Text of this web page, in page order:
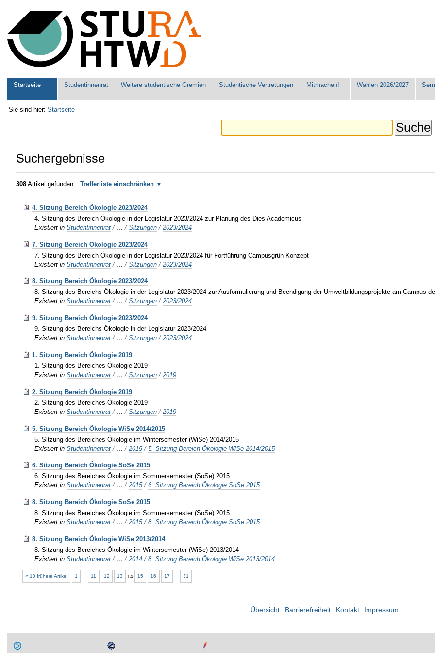
Werkzeuge
Sektionen
Startseite Studentinnenrat Weitere studentische Gremien Studentische Vertretungen Mitmachen! Wahlen 2026/2027
Sie sind hier: Startseite
Suchergebnisse
308 Artikel gefunden. Trefferliste einschränken
4. Sitzung Bereich Ökologie 2023/2024
4. Sitzung des Bereich Ökologie in der Legislatur 2023/2024 zur Planung des Dies Academicus
Existiert in Studentinnenrat / …/Sitzungen /2023/2024
7. Sitzung Bereich Ökologie 2023/2024
7. Sitzung des Bereich Ökologie in der Legislatur 2023/2024 für Fortführung Campusgrün-Konzept
Existiert in Studentinnenrat / …/Sitzungen /2023/2024
8. Sitzung Bereich Ökologie 2023/2024
8. Sitzung des Bereichs Ökologie in der Legislatur 2023/2024 zur Ausformulierung und Beendigung der Umweltbildungsprojekte am Campus
Existiert in Studentinnenrat / …/Sitzungen /2023/2024
9. Sitzung Bereich Ökologie 2023/2024
9. Sitzung des Bereichs Ökologie in der Legislatur 2023/2024
Existiert in Studentinnenrat / …/Sitzungen /2023/2024
1. Sitzung Bereich Ökologie 2019
1. Sitzung des Bereiches Ökologie 2019
Existiert in Studentinnenrat / …/Sitzungen /2019
2. Sitzung Bereich Ökologie 2019
2. Sitzung des Bereiches Ökologie 2019
Existiert in Studentinnenrat / …/Sitzungen /2019
5. Sitzung Bereich Ökologie WiSe 2014/2015
5. Sitzung des Bereiches Ökologie im Wintersemester (WiSe) 2014/2015
Existiert in Studentinnenrat / …/2015 /5. Sitzung Bereich Ökologie WiSe 2014/2015
6. Sitzung Bereich Ökologie SoSe 2015
6. Sitzung des Bereiches Ökologie im Sommersemester (SoSe) 2015
Existiert in Studentinnenrat / …/2015 /6. Sitzung Bereich Ökologie SoSe 2015
8. Sitzung Bereich Ökologie SoSe 2015
8. Sitzung des Bereiches Ökologie im Sommersemester (SoSe) 2015
Existiert in Studentinnenrat / …/2015 /8. Sitzung Bereich Ökologie SoSe 2015
8. Sitzung Bereich Ökologie WiSe 2013/2014
8. Sitzung des Bereiches Ökologie im Wintersemester (WiSe) 2013/2014
Existiert in Studentinnenrat / …/2014 /8. Sitzung Bereich Ökologie WiSe 2013/2014
« 10 frühere Artikel 1 11 12 13 14 15 16 17 31
Übersicht Barrierefreiheit Kontakt Impressum